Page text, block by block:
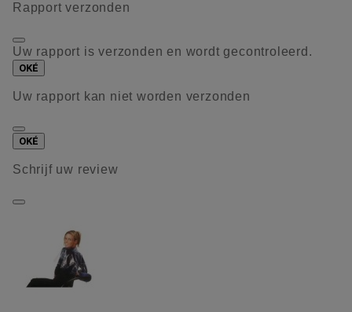
Rapport verzonden
Uw rapport is verzonden en wordt gecontroleerd.
OKÉ
Uw rapport kan niet worden verzonden
OKÉ
Schrijf uw review